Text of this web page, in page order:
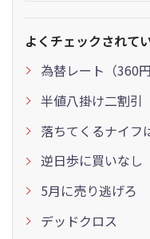
よくチェックされて
為替レート（360
半値八掛け二割引
落ちてくるナイフ
逆日歩に買いなし
5月に売り逃げろ
デッドクロス